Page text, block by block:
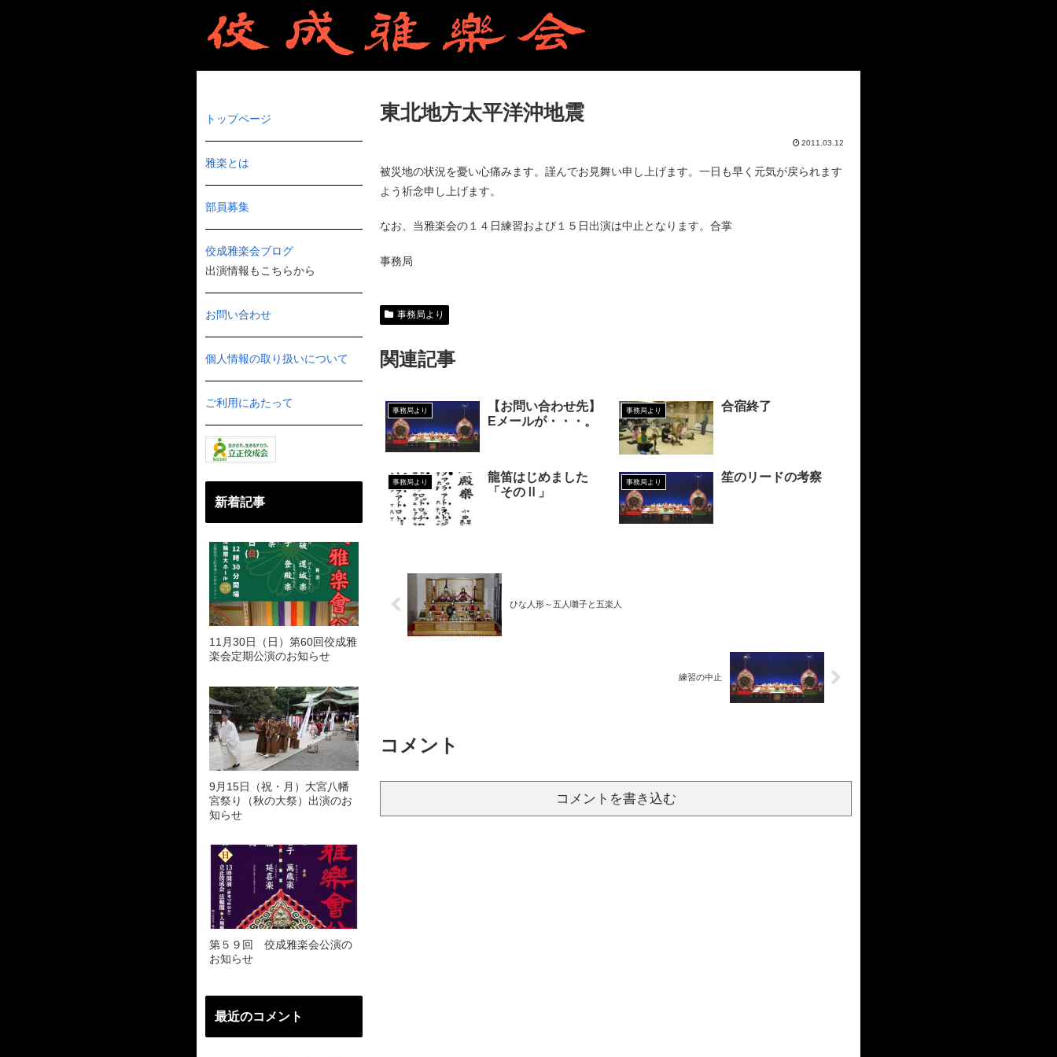
東北地方太平洋沖地震
2011.03.12
被災地の状況を憂い心痛みます。謹んでお見舞い申し上げます。一日も早く元気が戻られます
よう祈念申し上げます。
なお、当雅楽会の１４日練習および１５日出演は中止となります。合掌
事務局
事務局より
関連記事
事務局より
【お問い合わせ先】
Eメールが・・・。
事務局より 合宿終了
事務局より
龍笛はじめました
「そのⅡ」
事務局より 笙のリードの考察
ひな人形～五人囃子と五楽人
練習の中止
コメント
コメントを書き込む
トップページ
雅楽とは
部員募集
佼成雅楽会ブログ
出演情報もこちらから
お問い合わせ
個人情報の取り扱いについて
ご利用にあたって
新着記事
11月30日（日）第60回佼成雅
楽会定期公演のお知らせ
9月15日（祝・月）大宮八幡
宮祭り（秋の大祭）出演のお
知らせ
第５９回 佼成雅楽会公演の
お知らせ
最近のコメント